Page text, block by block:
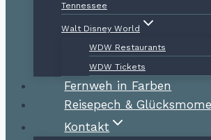
Tennessee
Walt Disney World
WDW Restaurants
WDW Tickets
Fernweh in Farben
Reisepech &
Kontakt